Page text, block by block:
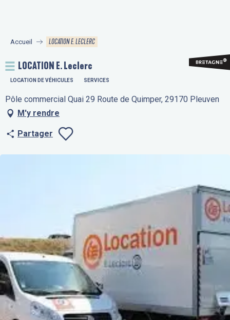
principal
Accueil LOCATION E. LECLERC
LOCATION E. Leclerc
LOCATION DE VÉHICULES SERVICES
Pôle commercial Quai 29 Route de Quimper, 29170 Pleuven
M'y rendre
Partager
Ajouter aux